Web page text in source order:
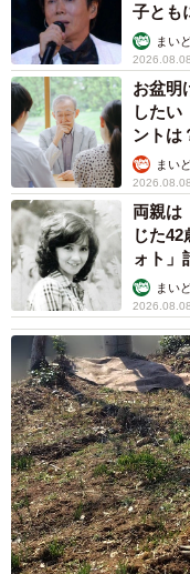
子とも
まい
2026.08.08
お盆明
したい
ントは
まい
2026.08.08
両親は
じた
ォト」
む」まい
2026.08.08